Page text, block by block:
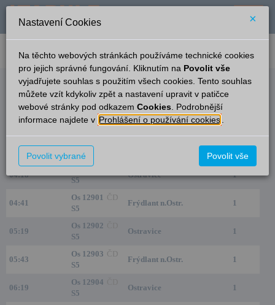
verze: 2.0.6 podpora: help-tabule@oltis.cz
English
Odjezdy
Frýdlant nad Ostravicí
zastávka
20:46
Čas/Aktuální Vlak/Linka Kolej
04:18
Os 12900
S5
Ostravice 1
04:41
Os 12901 ČD
S5
Frýdlant n.Ostr. 1
05:19
Os 12902
S5
Ostravice 1
05:43
Os 12903 ČD
S5
Frýdlant n.Ostr. 1
06:19
Os 12904
S5
Ostravice 1
Nastavení Cookies ×
Na těchto webových stránkách používáme technické cookies
pro jejich správné fungování. Kliknutím na Povolit vše
vyjadřujete souhlas s použitím všech cookies. Tento souhlas
můžete vzít kdykoliv zpět a nastavení upravit v patičce
webové stránky pod odkazem Cookies . Podrobnější
informace najdete v Prohlášení o používání cookies
Povolit vybrané Povolit vše